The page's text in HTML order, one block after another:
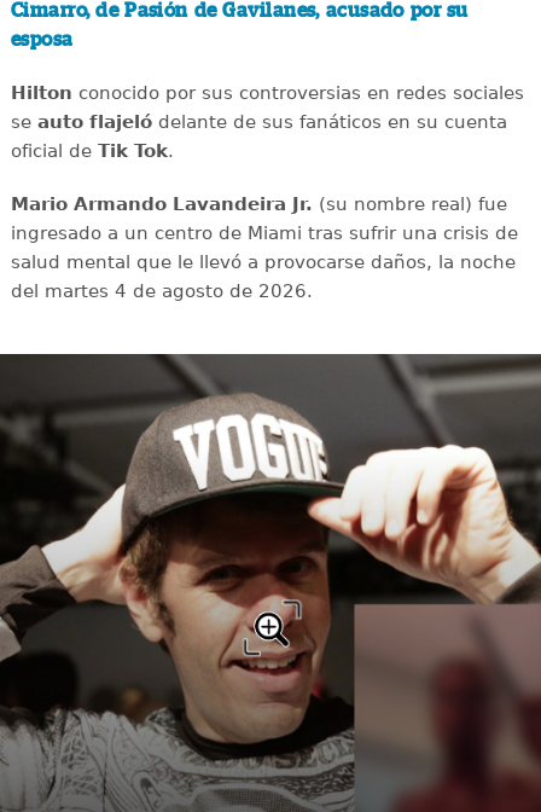
Cimarro, de Pasión de Gavilanes, acusado por su
esposa
Hilton conocido por sus controversias en redes sociales
seauto flajelódelante de sus fanáticos en su cuenta
oficial deTik Tok.
Mario Armando Lavandeira Jr. (su nombre real) fue
ingresado a un centro de Miami tras sufrir una crisis de
salud mental que le llevó a provocarse daños, la noche
del martes 4 de agosto de 2026.